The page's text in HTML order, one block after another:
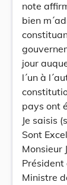
note
bien
jour
l´un à
pays ont
Je saisis
Sont
Monsieur
Président
Ministre